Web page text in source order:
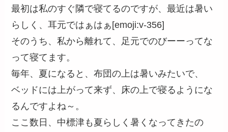
最初は私のすぐ隣で寝てるのですが、最近は暑い
らしく、耳元ではぁはぁ[emoji:v-356]
そのうち、私から離れて、足元でのびーーってな
って寝てます。
毎年、夏になると、布団の上は暑いみたいで、
ベッドには上がって来ず、床の上で寝るようにな
るんですよね～。
ここ数日、中標津も夏らしく暑くなってきたの